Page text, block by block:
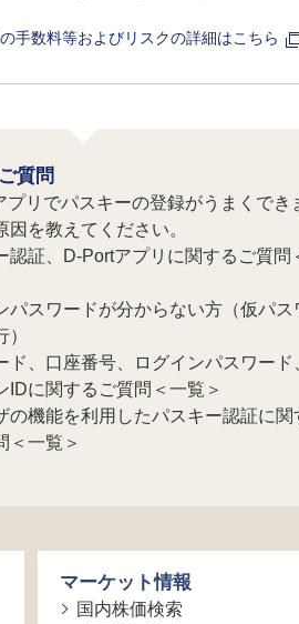
手数料等およびリスクの詳細はこちら
質問
プリでパスキーの登録がうまくでき
因を教えてください。
認証、D-Portアプリに関するご質問
パスワードが分からない方（仮パス
ド、口座番号、ログインパスワード
IDに関するご質問＜一覧＞
の機能を利用したパスキー認証に関
＜一覧＞
マーケット情報
国内株価検索